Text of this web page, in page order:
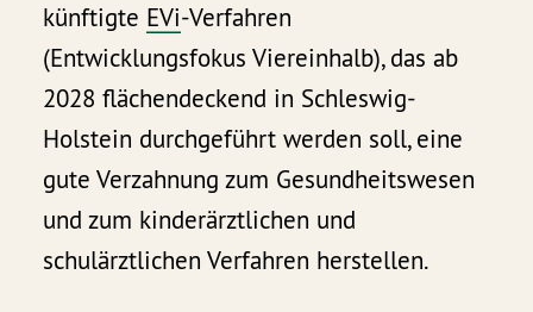
künftigte EVi-Verfahren
(Entwicklungsfokus Viereinhalb), das ab
2028 flächendeckend in Schleswig-
Holstein durchgeführt werden soll, eine
gute Verzahnung zum Gesundheitswesen
und zum kinderärztlichen und
schulärztlichen Verfahren herstellen.